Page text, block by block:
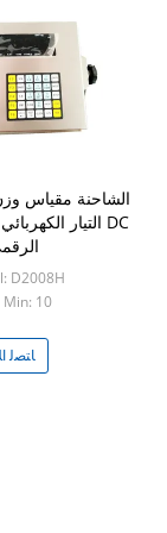
D2008H
Min: 10 قطع
ﺎﺘﺼﻟ